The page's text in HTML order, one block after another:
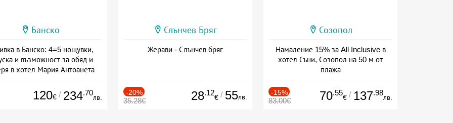
Банско
в Банско: 4=5 нощувки,
и възможност за обяд и
в хотел Мария Антоанета
120€ / 234.70
лв.
Слънчев Бряг
Жерави - Слънчев бряг
-20%
35.28€ 28.12
€ / 55лв.
Созопол
Намаление 15% за All Inclusive в
хотел Съни, Созопол на 50 м от
плажа
-15%
83.00€ 70.55
€ / 137.98
лв.